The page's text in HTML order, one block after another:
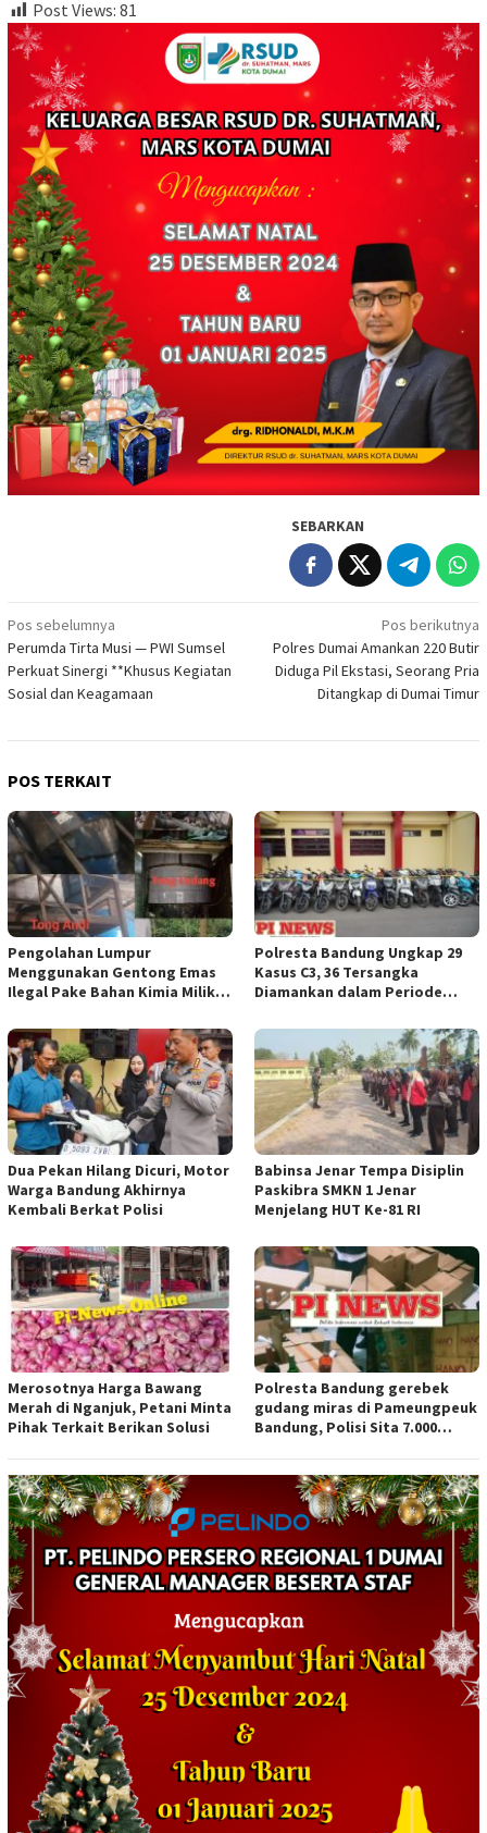
Post Views: 81
SEBARKAN
Navigasi
pos
Pos sebelumnya
Perumda Tirta Musi — PWI Sumsel
Perkuat Sinergi **Khusus Kegiatan
Sosial dan Keagamaan
Pos berikutnya
Polres Dumai Amankan 220 Butir
Diduga Pil Ekstasi, Seorang Pria
Ditangkap di Dumai Timur
POS TERKAIT
Pengolahan Lumpur
Menggunakan Gentong Emas
Ilegal Pake Bahan Kimia Milik
Aparat Penegak Hukum ( APH )
Jangan Sampai Diam Saja
Polresta Bandung Ungkap 29
Kasus C3, 36 Tersangka
Diamankan dalam Periode
Dua Pekan Hilang Dicuri, Motor
Warga Bandung Akhirnya
Kembali Berkat Polisi
Babinsa Jenar Tempa Disiplin
Paskibra SMKN 1 Jenar
Menjelang HUT Ke-81 RI
Merosotnya Harga Bawang
Merah di Nganjuk, Petani Minta
Pihak Terkait Berikan Solusi
Polresta Bandung gerebek
gudang miras di Pameungpeuk
Bandung, Polisi Sita 7.000